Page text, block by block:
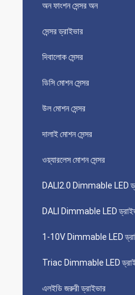
অন ​​ফাংশন সেন্সর অন
সেন্সর ড্রাইভার
দিবালোক সেন্সর
ডিসি মোশন সেন্সর
উল মোশন সেন্সর
দালাই মোশন সেন্সর
ওয়্যারলেস মোশন সেন্সর
DALI2.0 Dimmable LED
DALI Dimmable LED
1-10V Dimmable LED
Triac Dimmable LED
এলইডি জরুরী ড্রাইভার